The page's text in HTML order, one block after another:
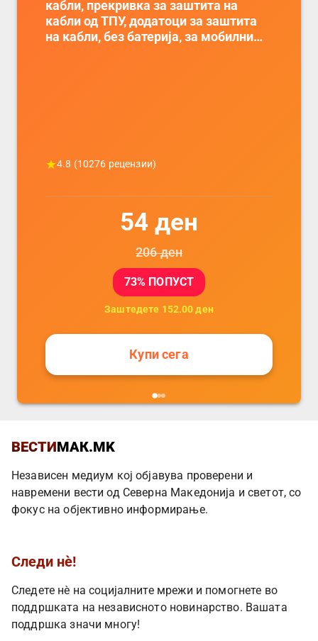
кабли, прекривка за заштита на
кабли од ТПУ, додатоци за заштита
на кабли, без батерија, за мобилни
4.8 (10276 рецензии)
54 ден
206ден
73% ПОПУСТ
Заштедете 152.00 ден
Купи сега
ВЕСТИМАК.MK
Независен медиум кој објавува проверени и
навремени вести од Северна Македонија и светот, со
фокус на објективно информирање.
Следи нè!
Следете нè на социјалните мрежи и помогнете во
поддршката на независното новинарство. Вашата
поддршка значи многу!